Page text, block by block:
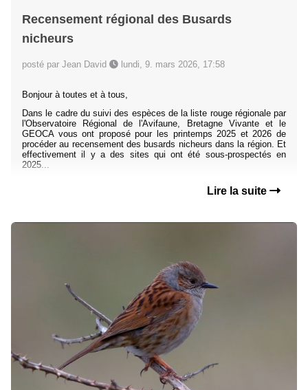
Recensement régional des Busards
nicheurs
posté par Jean David lundi, 9. mars 2026, 17:58
Bonjour à toutes et à tous,
Dans le cadre du suivi des espèces de la liste rouge régionale par
l'Observatoire Régional de l'Avifaune, Bretagne Vivante et le
GEOCA vous ont proposé pour les printemps 2025 et 2026 de
procéder au recensement des busards nicheurs dans la région. Et
effectivement il y a des sites qui ont été sous-prospectés en
2025...
Lire la suite